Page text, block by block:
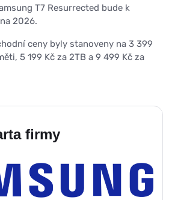
T7 Resurrected bude k
2026.
ceny byly stanoveny na 3 399
5 199 Kč za 2TB a 9 499 Kč za
firmy